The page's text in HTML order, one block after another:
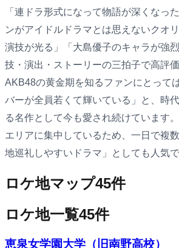
「連ドラ形式になって物語が深くなっ
ンがアイドルドラマとは思えないクオ
演技が光る」「大島優子のキャラが強
技・演出・ストーリーの三拍子で高評
AKB48の黄金期を知るファンにとって
バーが全員若くて輝いている」と、時
る名作として今も愛され続けています
エリアに集中しているため、一日で複
地巡礼しやすいドラマ」としても人気で
ロケ地マップ45件
ロケ地一覧45件
恵泉女学園大学（旧南野高校）